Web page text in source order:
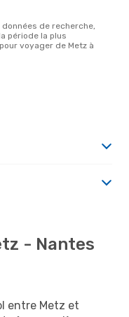
période la plus
voyager de Metz à
- Nantes
entre Metz et